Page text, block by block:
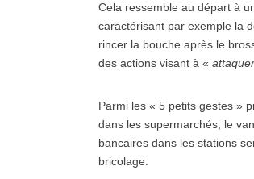
Cela ressemble au départ à
caractérisant par exemple la
rincer la bouche après le
des actions visant à «
Parmi les « 5 petits gestes »
dans les supermarchés, le
bancaires dans les stations
bricolage.